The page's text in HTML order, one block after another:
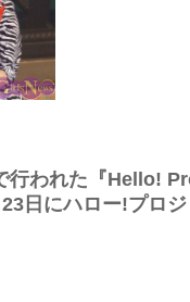
行われた『Hello!
日にハロー!プロ